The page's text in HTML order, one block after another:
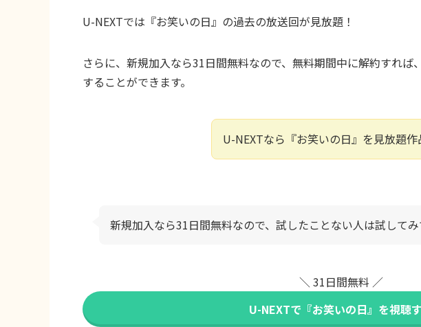
U-NEXTでは『お笑いの日』の過去の放送回が見放題！
さらに、新規加入なら31日間無料なので、無料期間中に解約すれ
することができます。
U-NEXTなら『お笑いの日』を見放題作
新規加入なら31日間無料なので、試したことない人は試してみ
＼ 31日間無料 ／
U-NEXTで『お笑いの日』を視聴